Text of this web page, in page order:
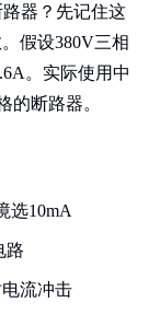
器？先记住这
假设380V三相
。实际使用中
的断路器。
选10mA
路
流冲击